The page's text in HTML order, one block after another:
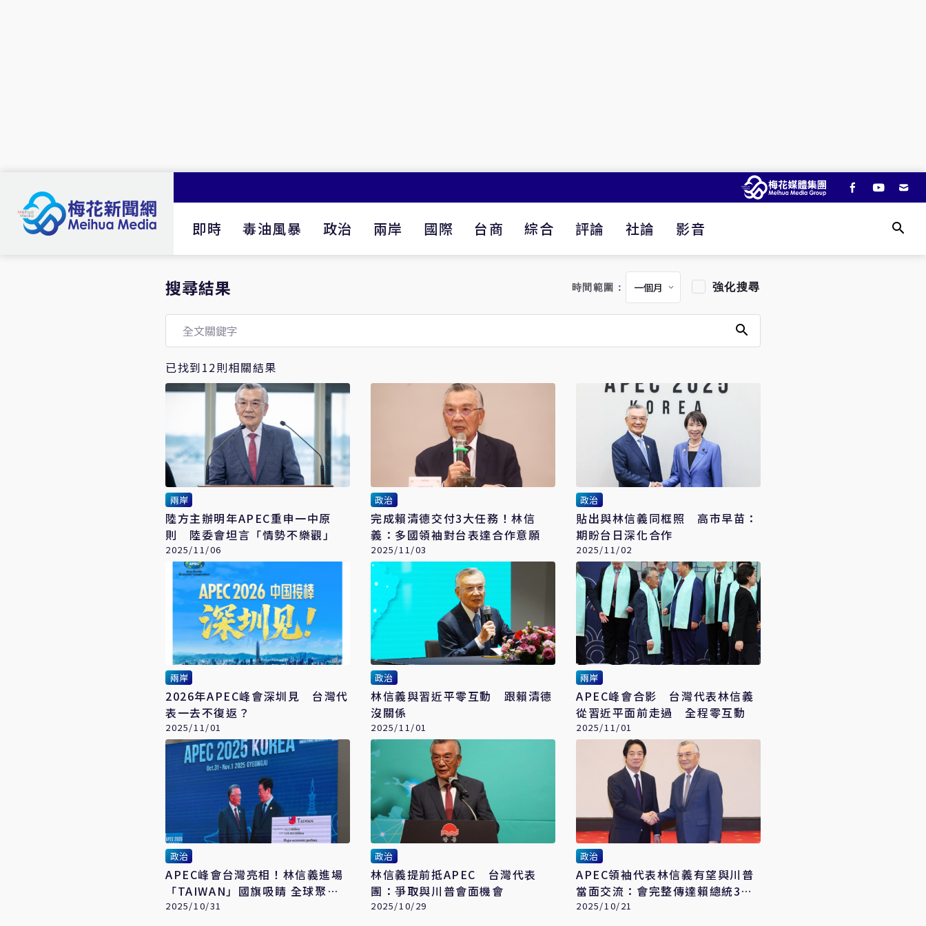
即時 毒油風暴 政治 兩岸 國際 台商 綜合 評論 社論 影音
搜尋結果 時間範圍： 強化搜尋
已找到12則相關結果
兩岸
陸方主辦明年APEC重申一中原
則 陸委會坦言「情勢不樂觀」
2025/11/06
政治
完成賴清德交付3大任務！林信
義：多國領袖對台表達合作意願
2025/11/03
政治
貼出與林信義同框照 高市早苗：
期盼台日深化合作
2025/11/02
兩岸
2026年APEC峰會深圳見 台灣代
表一去不復返？
2025/11/01
政治
林信義與習近平零互動 跟賴清德
沒關係
2025/11/01
兩岸
APEC峰會合影 台灣代表林信義
從習近平面前走過 全程零互動
2025/11/01
政治
APEC峰會台灣亮相！林信義進場
「TAIWAN」國旗吸睛 全球聚焦
半導體實力
2025/10/31
政治
林信義提前抵APEC 台灣代表
團：爭取與川普會面機會
2025/10/29
政治
APEC領袖代表林信義有望與川普
當面交流：會完整傳達賴總統3任
務
2025/10/21